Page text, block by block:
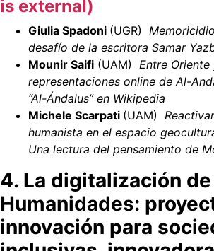
is external)
Giulia Spadoni (UGR)
desafío de la escritora Samar
Mounir Saifi (UAM) Entre
representaciones online de Al-
“Al-Ándalus” en Wikipedia
Michele Scarpati (UAM)
humanista en el espacio
Una lectura del pensamiento de
4. La digitalización
Humanidades:
innovación para